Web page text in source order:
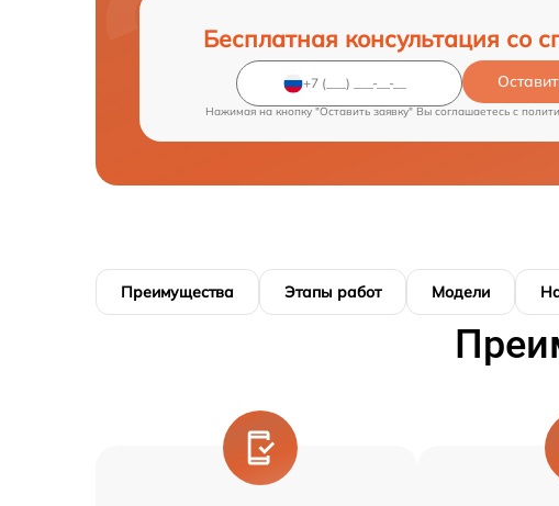
Бесплатная консультация со
Нажимая на кнопку "Оставить заявку" Вы соглашаетесь c
Преимущества Этапы работ Модели